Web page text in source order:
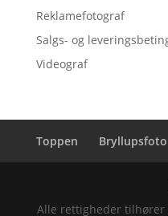
Reklamefotograf
Salgs- og
Videograf
Toppen Bryllupsfoto
Alle rettigheder tilhører